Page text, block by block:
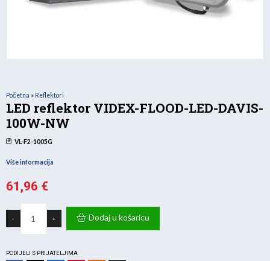
Početna » Reflektori
LED reflektor VIDEX-FLOOD-LED-DAVIS-
100W-NW
VL-F2-1005G
Više informacija
61,96 €
-
FLOOD-
LED-
NW
+ Dodaj u košaricu
PODIJELI S PRIJATELJIMA